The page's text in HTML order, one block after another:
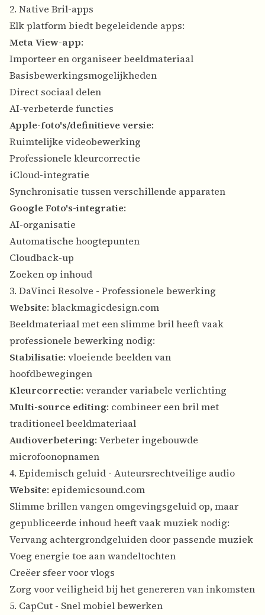
2. Native Bril-apps
Elk platform biedt begeleidende apps:
Meta View-app:
Importeer en organiseer beeldmateriaal
Basisbewerkingsmogelijkheden
Direct sociaal delen
AI-verbeterde functies
Apple-foto's/definitieve versie:
Ruimtelijke videobewerking
Professionele kleurcorrectie
iCloud-integratie
Synchronisatie tussen verschillende apparaten
Google Foto's-integratie:
AI-organisatie
Automatische hoogtepunten
Cloudback-up
Zoeken op inhoud
3. DaVinci Resolve - Professionele bewerking
Website: blackmagicdesign.com
Beeldmateriaal met een slimme bril heeft vaak
professionele bewerking nodig:
Stabilisatie: vloeiende beelden van
hoofdbewegingen
Kleurcorrectie: verander variabele verlichting
Multi-source editing: combineer een bril met
traditioneel beeldmateriaal
Audioverbetering: Verbeter ingebouwde
microfoonopnamen
4. Epidemisch geluid - Auteursrechtveilige audio
Website: epidemicsound.com
Slimme brillen vangen omgevingsgeluid op, maar
gepubliceerde inhoud heeft vaak muziek nodig:
Vervang achtergrondgeluiden door passende muziek
Voeg energie toe aan wandeltochten
Creëer sfeer voor vlogs
Zorg voor veiligheid bij het genereren van inkomsten
5. CapCut - Snel mobiel bewerken